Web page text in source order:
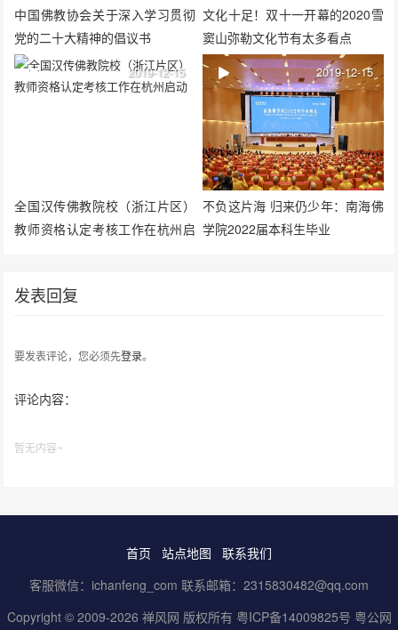
中国佛教协会关于深入学习贯彻
党的二十大精神的倡议书
文化十足！双十一开幕的2020雪
窦山弥勒文化节有太多看点
全国汉传佛教院校（浙江片区）
教师资格认定考核工作在杭州启
2019-12-15
不负这片海 归来仍少年：南海佛
学院2022届本科生毕业
2019-12-15
发表回复
要发表评论，您必须先登录。
评论内容：
暂无内容~
首页 站点地图
联系我们
客服微信：ichanfeng_com 联系邮箱：2315830482@qq.com
Copyright © 2009-2026 禅风网 版权所有 粤ICP备14009825号 粤公网